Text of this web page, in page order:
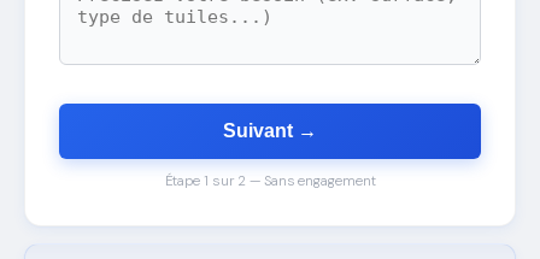
Suivant →
Étape 1 sur 2 — Sans engagement